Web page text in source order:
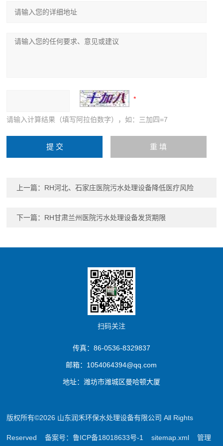
请输入计算结果（填写阿拉伯数字），如：三加四=7
上一篇： RH河北、石家庄医院污水处理设备降低医疗风险
下一篇： RH甘肃兰州医院污水处理设备发货期限
扫码关注
传真：86-0536-8329837
邮箱：1054064394@qq.com
地址：潍坊市潍城区曼哈顿大厦
版权所有©2026 山东润禾环保水处理设备有限公司 All Rights
Reserved备案号：鲁ICP备18018633号-1 sitemap.xml 管理